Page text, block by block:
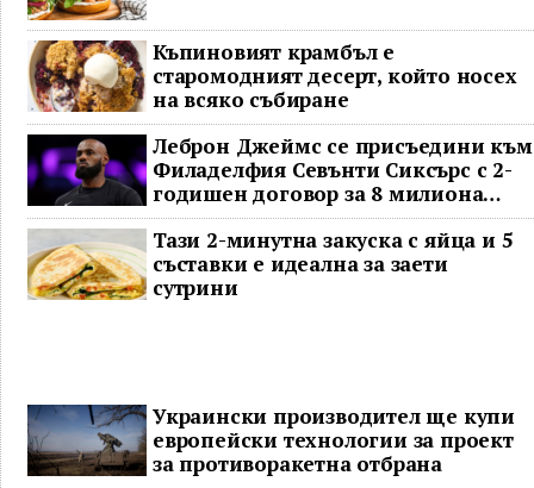
Къпиновият крамбъл е
старомодният десерт, който носех
на всяко събиране
Леброн Джеймс се присъедини към
Филаделфия Севънти Сиксърс с 2-
годишен договор за 8 милиона
долара
Тази 2-минутна закуска с яйца и 5
съставки е идеална за заети
сутрини
Украински производител ще купи
европейски технологии за проект
за противоракетна отбрана